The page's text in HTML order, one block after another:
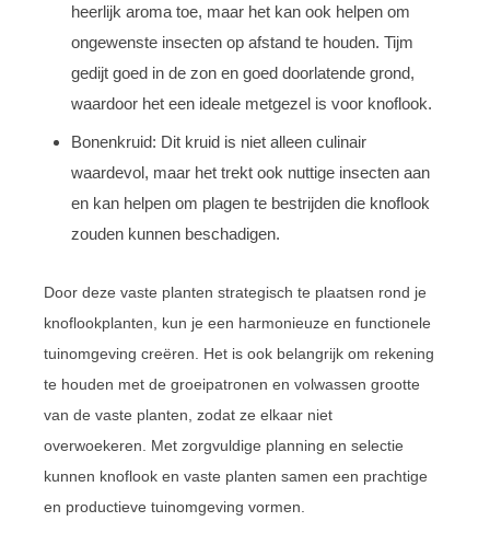
heerlijk aroma toe, maar het kan ook helpen om
ongewenste insecten op afstand te houden. Tijm
gedijt goed in de zon en goed doorlatende grond,
waardoor het een ideale metgezel is voor knoflook.
Bonenkruid: Dit kruid is niet alleen culinair
waardevol, maar het trekt ook nuttige insecten aan
en kan helpen om plagen te bestrijden die knoflook
zouden kunnen beschadigen.
Door deze vaste planten strategisch te plaatsen rond je
knoflookplanten, kun je een harmonieuze en functionele
tuinomgeving creëren. Het is ook belangrijk om rekening
te houden met de groeipatronen en volwassen grootte
van de vaste planten, zodat ze elkaar niet
overwoekeren. Met zorgvuldige planning en selectie
kunnen knoflook en vaste planten samen een prachtige
en productieve tuinomgeving vormen.